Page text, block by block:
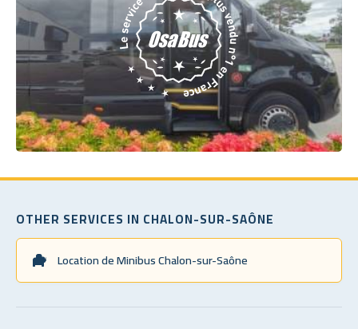
OTHER SERVICES IN CHALON-SUR-SAÔNE
Location de Minibus Chalon-sur-Saône